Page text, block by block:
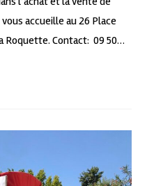
accueille au 26 Place
Roquette. Contact: 09 50…